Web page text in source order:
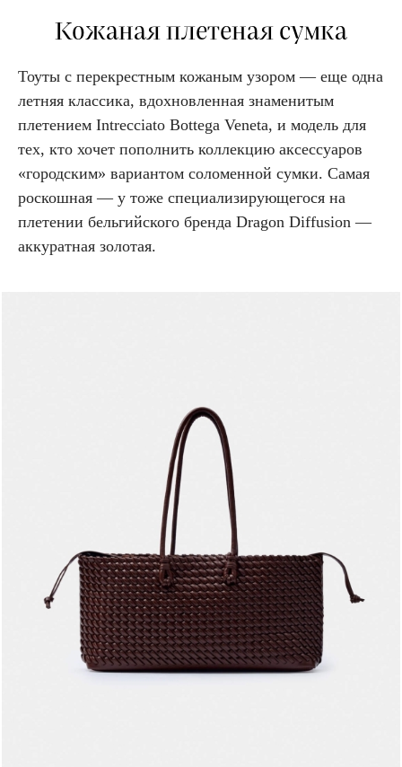
Кожаная плетеная сумка
Тоуты с перекрестным кожаным узором — еще одна
летняя классика, вдохновленная знаменитым
плетением Intrecciato Bottega Veneta, и модель для
тех, кто хочет пополнить коллекцию аксессуаров
«городским» вариантом соломенной сумки. Самая
роскошная — у тоже специализирующегося на
плетении бельгийского бренда Dragon Diffusion —
аккуратная золотая.